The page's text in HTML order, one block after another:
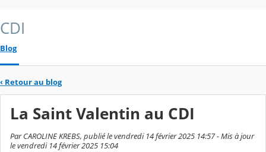
CDI
Blog
‹ Retour au blog
La Saint Valentin au CDI
Par CAROLINE KREBS, publié le vendredi 14 février 2025 14:57 - Mis à jour
le vendredi 14 février 2025 15:04